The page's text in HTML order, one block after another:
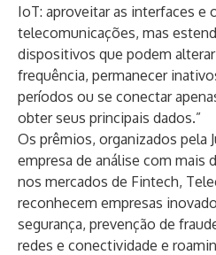
IoT: aproveitar as interfaces e
telecomunicações, mas
dispositivos que podem
frequência, permanecer
períodos ou se conectar
obter seus principais dados.”
Os prêmios, organizados pela
empresa de análise com mais
nos mercados de Fintech,
reconhecem empresas
segurança, prevenção de
redes e conectividade e